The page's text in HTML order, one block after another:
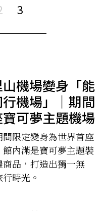
3
山機場變身「能
機場」｜期間
可夢主題機場
限定變身為世界首座
內滿是寶可夢主題裝
品，打造出獨一無
時光。